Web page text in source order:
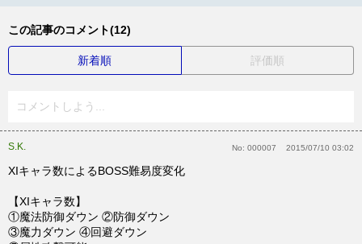
この記事のコメント(12)
新着順 評価順
コメントしよう...
S.K. No: 000007 2015/07/10 03:02
XIキャラ数によるBOSS難易度変化
【XIキャラ数】
①魔法防御ダウン ②防御ダウン
③魔力ダウン ④回避ダウン